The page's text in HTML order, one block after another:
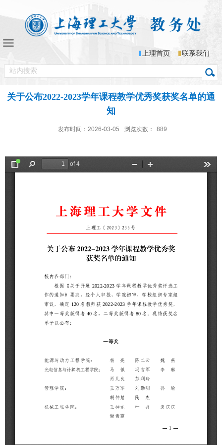
上理首页 联系我们
关于公布2022-2023学年课程教学优秀奖获奖名单的通
知
发布时间：2026-03-05 浏览次数： 889